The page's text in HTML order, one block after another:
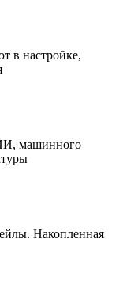
в настройке,
машинного
Накопленная